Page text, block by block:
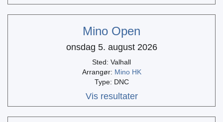
Mino Open
onsdag 5. august 2026
Sted: Valhall
Arrangør: Mino HK
Type: DNC
Vis resultater